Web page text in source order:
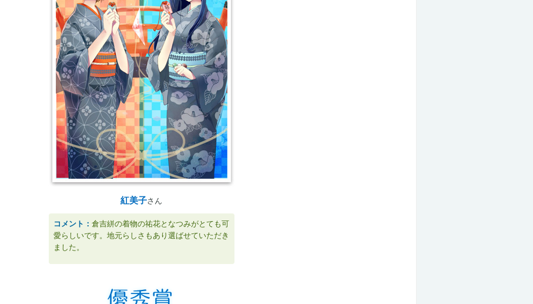
紅美子さん
コメント： 倉吉絣の着物の祐花となつみがとても可
愛らしいです。地元らしさもあり選ばせていただき
ました。